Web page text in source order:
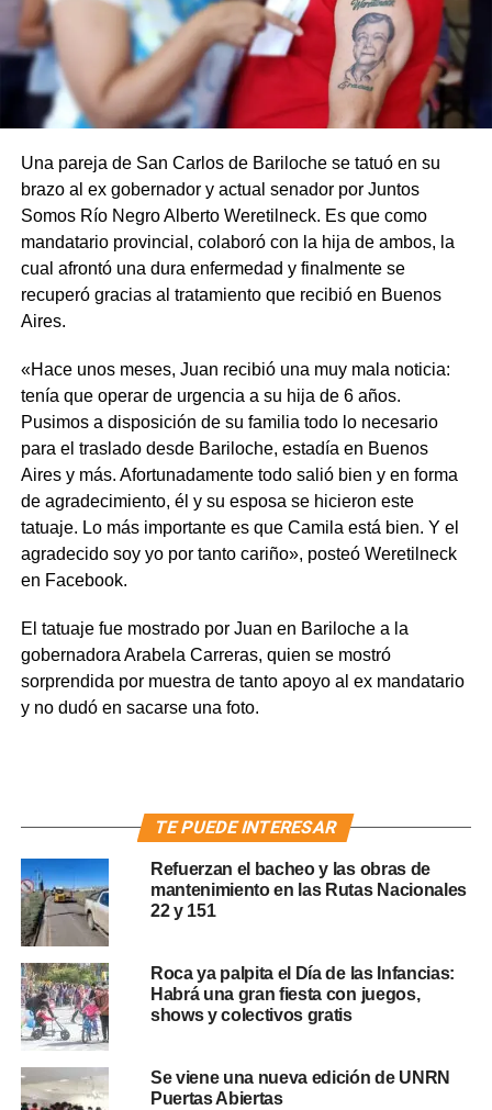
Una pareja de San Carlos de Bariloche se tatuó en su
brazo al ex gobernador y actual senador por Juntos
Somos Río Negro Alberto Weretilneck. Es que como
mandatario provincial, colaboró con la hija de ambos, la
cual afrontó una dura enfermedad y finalmente se
recuperó gracias al tratamiento que recibió en Buenos
Aires.
«Hace unos meses, Juan recibió una muy mala noticia:
tenía que operar de urgencia a su hija de 6 años.
Pusimos a disposición de su familia todo lo necesario
para el traslado desde Bariloche, estadía en Buenos
Aires y más. Afortunadamente todo salió bien y en forma
de agradecimiento, él y su esposa se hicieron este
tatuaje. Lo más importante es que Camila está bien. Y el
agradecido soy yo por tanto cariño», posteó Weretilneck
en Facebook.
El tatuaje fue mostrado por Juan en Bariloche a la
gobernadora Arabela Carreras, quien se mostró
sorprendida por muestra de tanto apoyo al ex mandatario
y no dudó en sacarse una foto.
TE PUEDE INTERESAR
Refuerzan el bacheo y las obras de
mantenimiento en las Rutas Nacionales
22 y 151
Roca ya palpita el Día de las Infancias:
Habrá una gran fiesta con juegos,
shows y colectivos gratis
Se viene una nueva edición de UNRN
Puertas Abiertas